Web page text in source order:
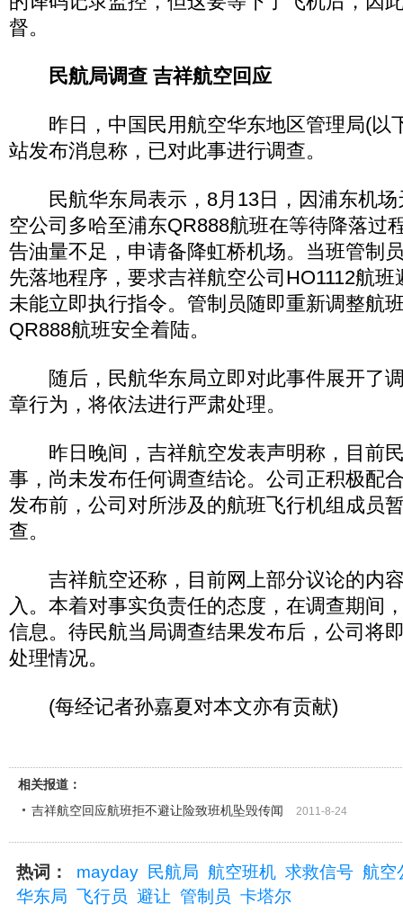
督。
民航局调查 吉祥航空回应
昨日，中国民用航空华东地区管理局(以
站发布消息称，已对此事进行调查。
民航华东局表示，8月13日，因浦东机场
空公司多哈至浦东QR888航班在等待降落过
告油量不足，申请备降虹桥机场。当班管制
先落地程序，要求吉祥航空公司HO1112航
未能立即执行指令。管制员随即重新调整航
QR888航班安全着陆。
随后，民航华东局立即对此事件展开了
章行为，将依法进行严肃处理。
昨日晚间，吉祥航空发表声明称，目前
事，尚未发布任何调查结论。公司正积极配
发布前，公司对所涉及的航班飞行机组成员
查。
吉祥航空还称，目前网上部分议论的内
入。本着对事实负责任的态度，在调查期间
信息。待民航当局调查结果发布后，公司将
处理情况。
(每经记者孙嘉夏对本文亦有贡献)
相关报道：
吉祥航空回应航班拒不避让险致班机坠毁传闻
2011-8-24
热词： mayday 民航局 航空班机 求救信号 航空
华东局 飞行员 避让 管制员 卡塔尔